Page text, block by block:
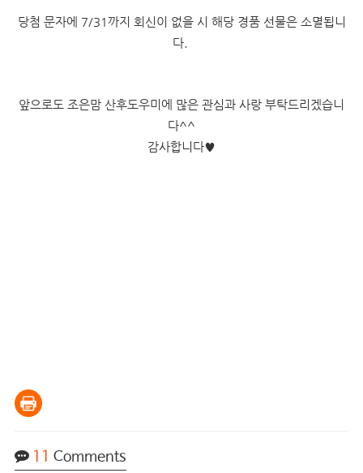
당첨 문자에 7/31까지 회신이 없을 시 해당 경품 선물은 소멸됩니
다.
앞으로도 조은맘 산후도우미에 많은 관심과 사랑 부탁드리겠습니
다^^
감사합니다♥
11 Comments